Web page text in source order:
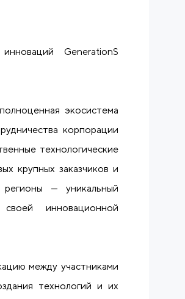
GenerationS
экосистема
корпорации
технологические
крупных заказчиков и
— уникальный
инновационной
между участниками
технологий и их